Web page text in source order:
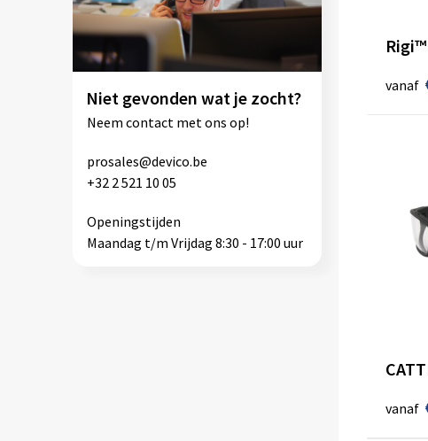
Niet gevonden wat je zocht?
Neem contact met ons op!
prosales@devico.be
+32 2 521 10 05
Openingstijden
Maandag t/m Vrijdag 8:30 - 17:00 uur
vanaf
vanaf